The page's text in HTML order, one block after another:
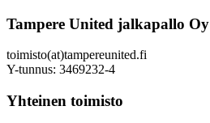
Tampere United jalkapallo Oy
toimisto(at)tampereunited.fi
Y-tunnus: 3469232-4
Yhteinen toimisto